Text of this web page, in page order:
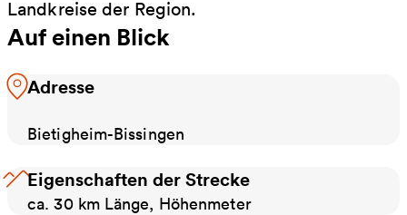
Landkreise der Region.
Auf einen Blick
Adresse
Bietigheim-Bissingen
Eigenschaften der Strecke
ca. 30 km Länge, Höhenmeter